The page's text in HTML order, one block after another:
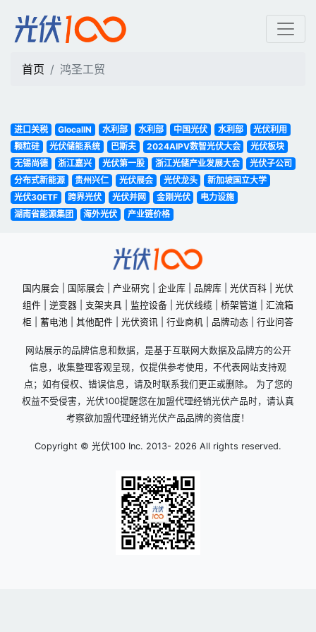
鸿圣工贸 | 光伏100
首页 鸿圣工贸
进口关税 GlocalIN 水利部 水利部 中国光伏 水利部
光伏利用
颗粒硅
光伏储能系统 巴斯夫 2024AIPV数智光伏大会
光伏板块
无锡尚德
浙江嘉兴 光伏第一股 浙江光储产业发展大会
光伏子公司
分布式新能源
贵州兴仁 光伏展会 光伏龙头
新加坡国立大学
光伏30ETF
跨界光伏 光伏并网 金刚光伏
电力设施
湖南省能源集团
海外光伏 产业链价格
国内展会 国际展会 产业研究 企业库 品牌库 光伏百科
光伏
组件
逆变器 支架夹具 监控设备 光伏线缆 桥架管道
汇流箱
柜
蓄电池 其他配件 光伏资讯 行业商机 品牌动态 行业问答
网站展示的品牌信息和数据，是基于互联网大数据及品牌方的公开
信息，收集整理客观呈现，仅提供参考使用，不代表网站支持观
点；如有侵权、错误信息，请及时联系我们更正或删除。 为了您的
权益不受侵害，光伏100提醒您在加盟代理经销光伏产品时，请认真
考察欲加盟代理经销光伏产品品牌的资信度！
Copyright © 光伏100 Inc. 2013- 2026 All rights reserved.